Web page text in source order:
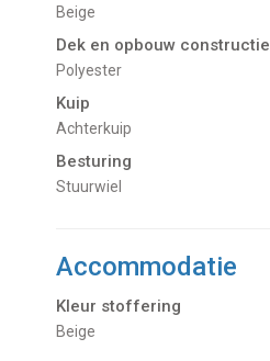
Beige
Dek en opbouw constructie
Polyester
Kuip
Achterkuip
Besturing
Stuurwiel
Accommodatie
Kleur stoffering
Beige